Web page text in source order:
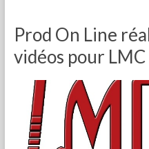
Prod On Line
vidéos pour LMC